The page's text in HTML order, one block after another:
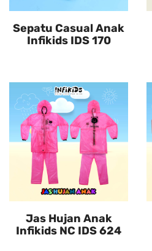
Sepatu Casual Anak
Infikids IDS 170
Jas Hujan Anak
Infikids NC IDS 624